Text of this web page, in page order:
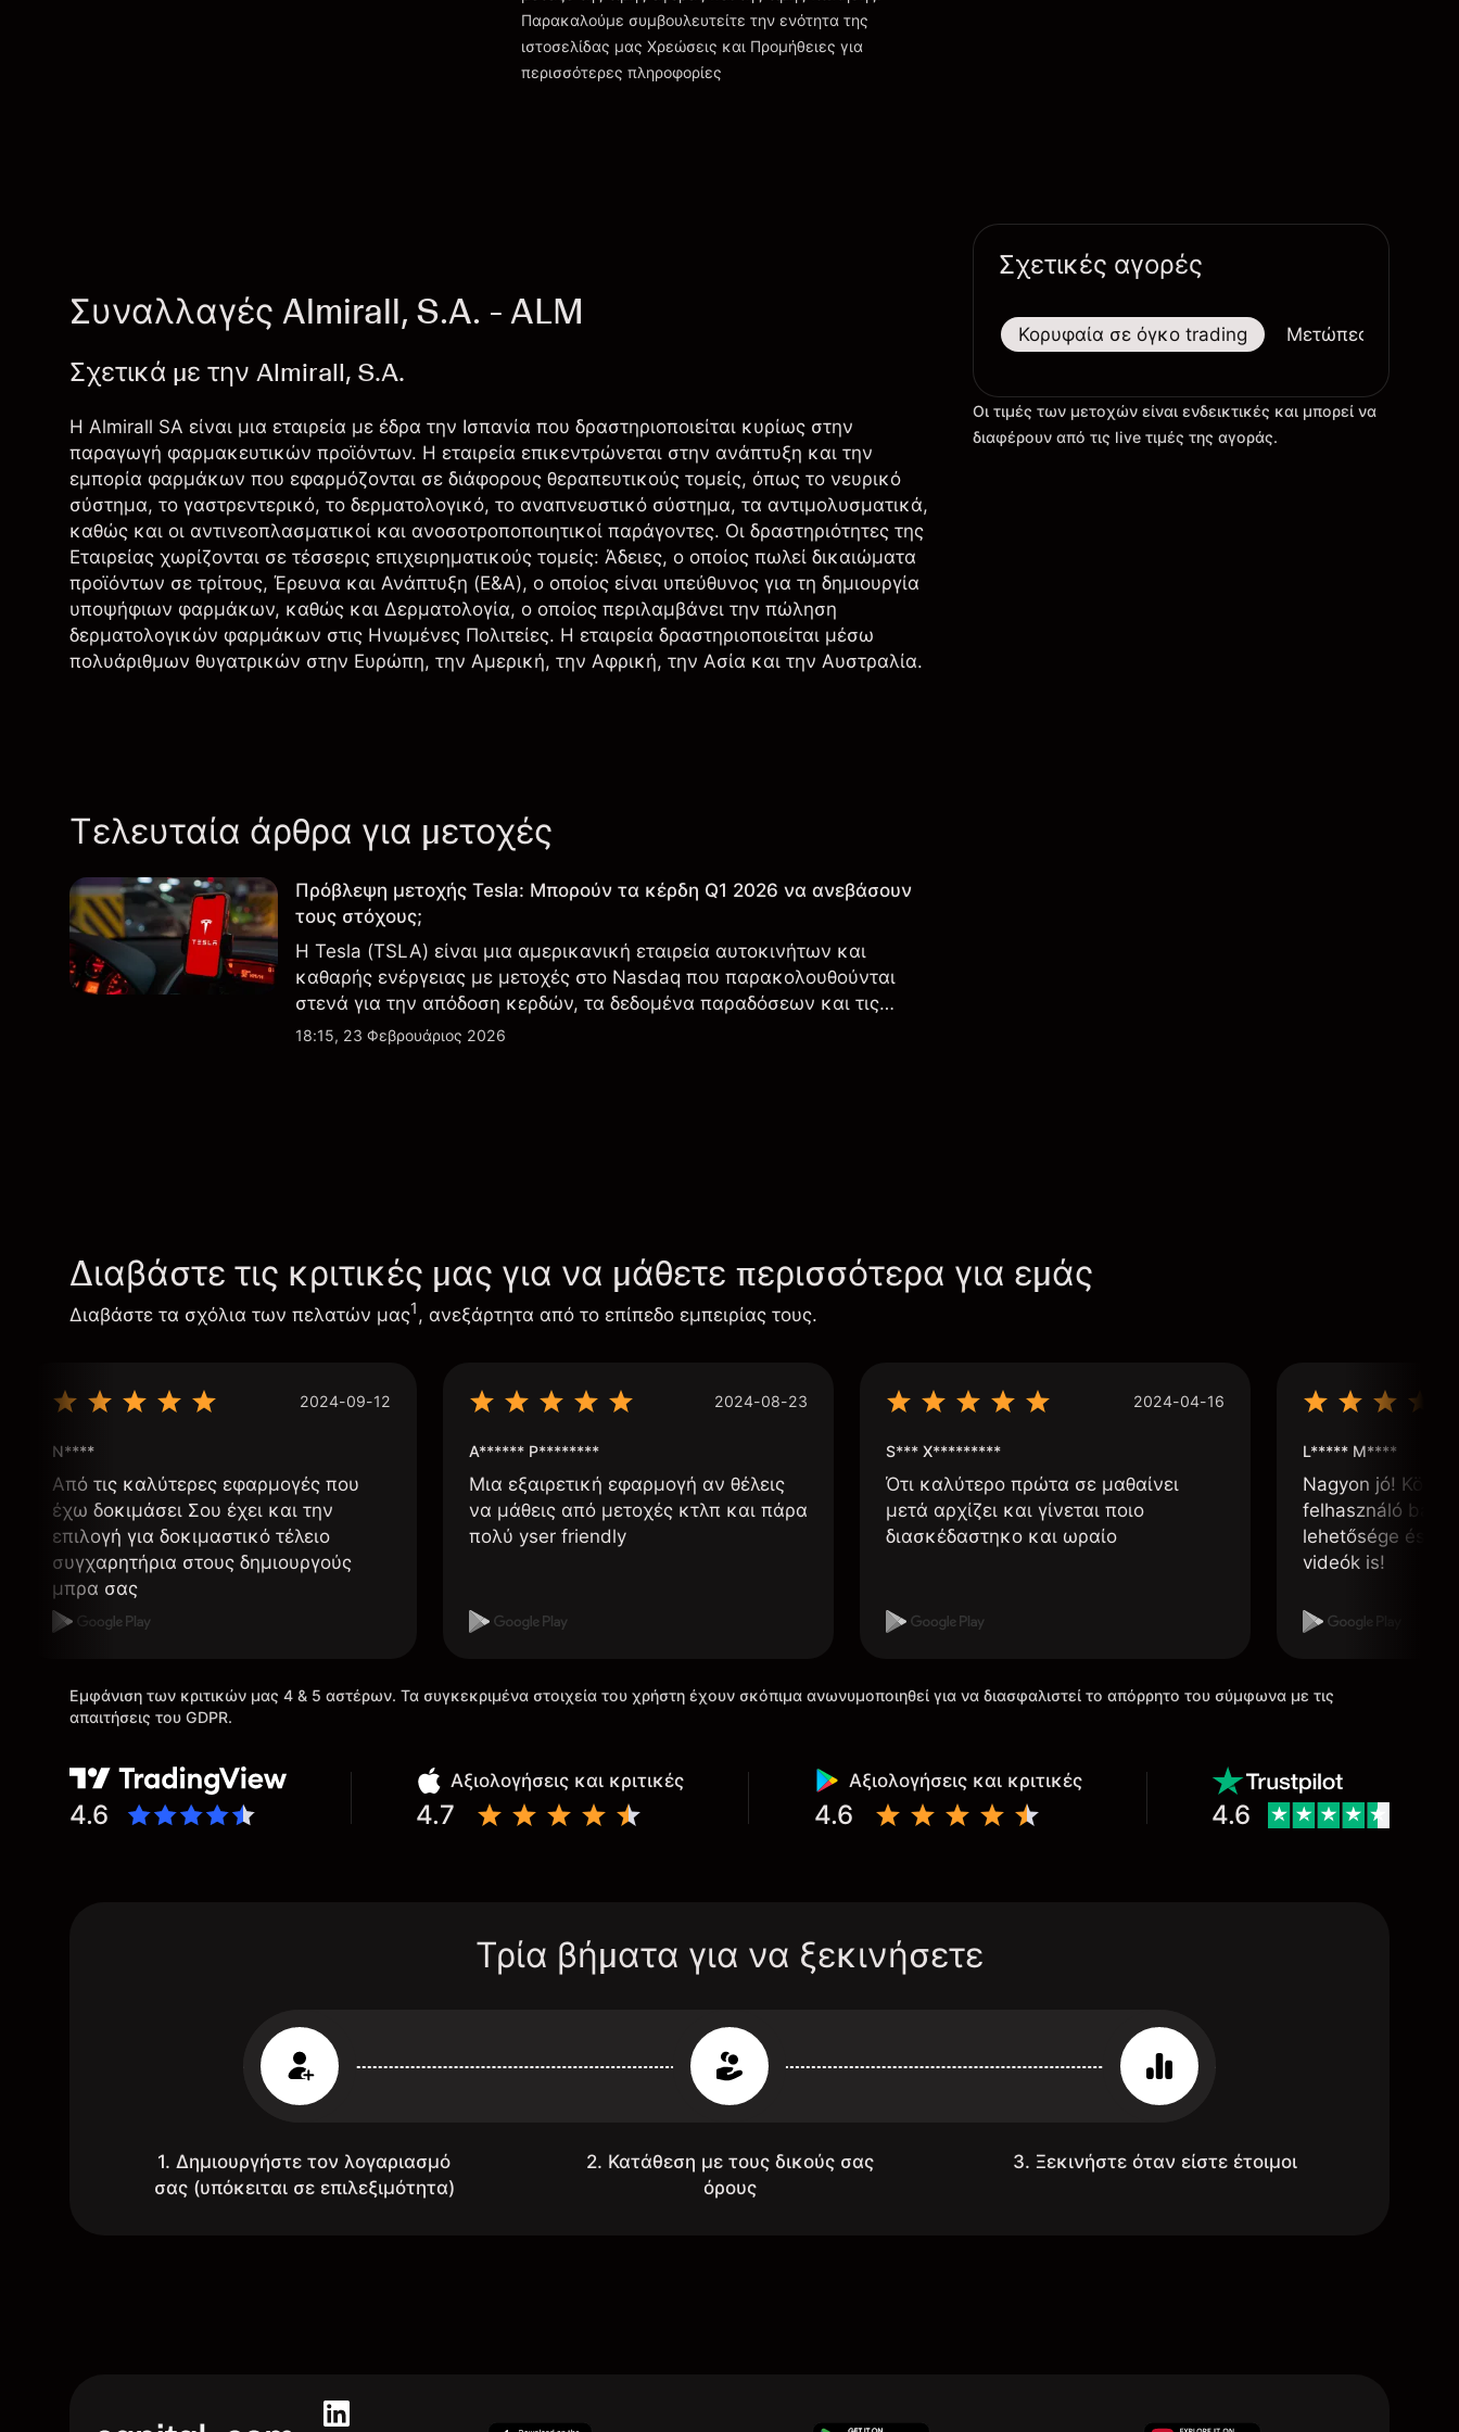
Χρεώσεις και Τέλη
Παρακαλούμε συμβουλευτείτε την ενότητα της
ιστοσελίδας μας Χρεώσεις και Προμήθειες για
περισσότερες πληροφορίες
Συναλλαγές Almirall, S.A. - ALM
Σχετικά με την Almirall, S.A.
Η Almirall SA είναι μια εταιρεία με έδρα την Ισπανία που δραστηριοποιείται κυρίως στην
παραγωγή φαρμακευτικών προϊόντων. Η εταιρεία επικεντρώνεται στην ανάπτυξη και την
εμπορία φαρμάκων που εφαρμόζονται σε διάφορους θεραπευτικούς τομείς, όπως το νευρικό
σύστημα, το γαστρεντερικό, το δερματολογικό, το αναπνευστικό σύστημα, τα αντιμολυσματικά,
καθώς και οι αντινεοπλασματικοί και ανοσοτροποποιητικοί παράγοντες. Οι δραστηριότητες της
Εταιρείας χωρίζονται σε τέσσερις επιχειρηματικούς τομείς: Άδειες, ο οποίος πωλεί δικαιώματα
προϊόντων σε τρίτους, Έρευνα και Ανάπτυξη (Ε&Α), ο οποίος είναι υπεύθυνος για τη δημιουργία
υποψήφιων φαρμάκων, καθώς και Δερματολογία, ο οποίος περιλαμβάνει την πώληση
δερματολογικών φαρμάκων στις Ηνωμένες Πολιτείες. Η εταιρεία δραστηριοποιείται μέσω
πολυάριθμων θυγατρικών στην Ευρώπη, την Αμερική, την Αφρική, την Ασία και την Αυστραλία.
Τελευταία άρθρα για μετοχές
Πρόβλεψη μετοχής Tesla: Μπορούν τα κέρδη Q1 2026 να ανεβάσουν
τους στόχους;
Η Tesla (TSLA) είναι μια αμερικανική εταιρεία αυτοκινήτων και
καθαρής ενέργειας με μετοχές στο Nasdaq που παρακολουθούνται
στενά για την απόδοση κερδών, τα δεδομένα παραδόσεων και τις
εξελίξεις στην τεχνολογία και την παραγωγή.
18:15, 23 Φεβρουάριος 2026
Σχετικές αγορές
Κορυφαία σε όγκο trading Μετώπες
Οι τιμές των μετοχών είναι ενδεικτικές και μπορεί να
διαφέρουν από τις live τιμές της αγοράς.
Διαβάστε τις κριτικές μας για να μάθετε περισσότερα για εμάς
Διαβάστε τα σχόλια των πελατών μας1, ανεξάρτητα από το επίπεδο εμπειρίας τους.
2024-09-12
N****
Από τις καλύτερες εφαρμογές που
έχω δοκιμάσει Σου έχει και την
επιλογή για δοκιμαστικό τέλειο
συγχαρητήρια στους δημιουργούς
μπρα σας
2024-08-23
A****** P********
Μια εξαιρετική εφαρμογή αν θέλεις
να μάθεις από μετοχές κτλπ και πάρα
πολύ yser friendly
2024-04-16
S*** X*********
Ότι καλύτερο πρώτα σε μαθαίνει
μετά αρχίζει και γίνεται ποιο
διασκέδαστηκο και ωραίο
L***** M****
Nagyon jó!
felhasználó
lehetősége és,
videók is!
Εμφάνιση των κριτικών μας 4 & 5 αστέρων. Τα συγκεκριμένα στοιχεία του χρήστη έχουν σκόπιμα ανωνυμοποιηθεί για να διασφαλιστεί το απόρρητο του σύμφωνα με τις
απαιτήσεις του GDPR.
4.6
Αξιολογήσεις και κριτικές
4.7
Αξιολογήσεις και κριτικές
4.6 4.6
Τρία βήματα για να ξεκινήσετε
1. Δημιουργήστε τον λογαριασμό
σας (υπόκειται σε επιλεξιμότητα)
2. Κατάθεση με τους δικούς σας
όρους
3. Ξεκινήστε όταν είστε έτοιμοι